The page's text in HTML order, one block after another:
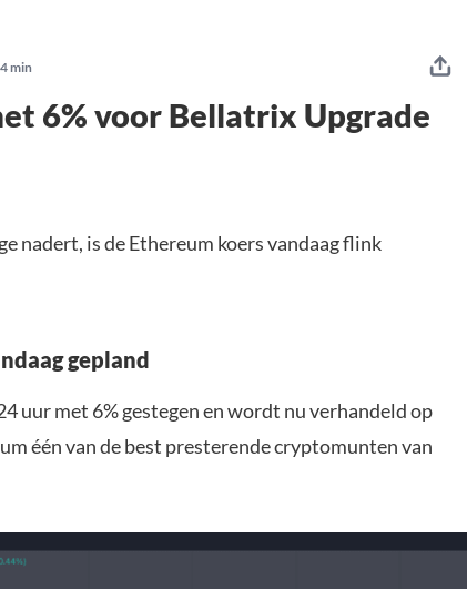
min
6% voor Bellatrix Upgrade
nadert, is de Ethereum koers vandaag flink
gepland
uur met 6% gestegen en wordt nu verhandeld op
één van de best presterende cryptomunten van